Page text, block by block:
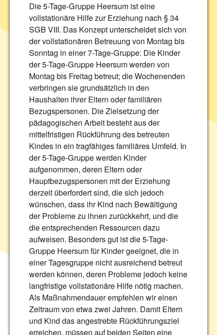
Die 5-Tage-Gruppe Heersum ist eine
vollstationäre Hilfe zur Erziehung nach § 34
SGB VIII. Das Konzept unterscheidet sich von
der vollstationären Betreuung von Montag bis
Sonntag in einer 7-Tage-Gruppe: Die Kinder
der 5-Tage-Gruppe Heersum werden von
Montag bis Freitag betreut; die Wochenenden
verbringen sie grundsätzlich in den
Haushalten ihrer Eltern oder familiären
Bezugspersonen. Die Zielsetzung der
pädagogischen Arbeit besteht aus der
mittelfristigen Rückführung des betreuten
Kindes in ein tragfähiges familiäres Umfeld. In
der 5-Tage-Gruppe werden Kinder
aufgenommen, deren Eltern oder
Hauptbezugspersonen mit der Erziehung
derzeit überfordert sind, die sich jedoch
wünschen, dass ihr Kind nach Bewältigung
der Probleme zu ihnen zurückkehrt, und die
die entsprechenden Ressourcen dazu
aufweisen. Besonders gut ist die 5-Tage-
Gruppe Heersum für Kinder geeignet, die in
einer Tagesgruppe nicht ausreichend betreut
werden können, deren Probleme jedoch keine
langfristige vollstationäre Hilfe nötig machen.
Als Maßnahmendauer empfehlen wir einen
Zeitraum von etwa zwei Jahren. Damit Eltern
und Kind das angestrebte Rückführungsziel
erreichen, müssen auf beiden Seiten eine